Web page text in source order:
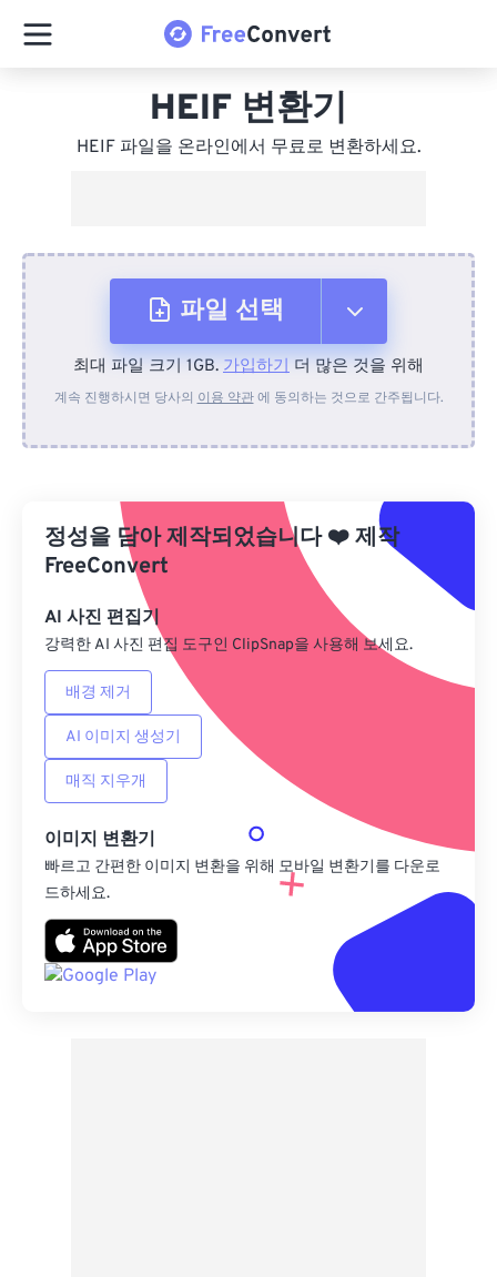
HEIF 변환기
HEIF 파일을 온라인에서 무료로 변환하세요.
파일 선택
장치에서
Google 드라이브에서
URL에서
최대 파일 크기 1GB. 가입하기 더 많은 것을 위해
계속 진행하시면 당사의 이용 약관에 동의하는 것으로 간주됩니다.
정성을 담아 제작되었습니다❤️제작
FreeConvert
AI 사진 편집기
강력한 AI 사진 편집 도구인 ClipSnap을 사용해 보세요.
배경 제거
AI 이미지 생성기
매직 지우개
이미지 변환기
빠르고 간편한 이미지 변환을 위해 모바일 변환기를 다운로
드하세요.